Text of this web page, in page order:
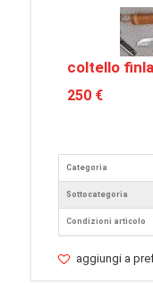
coltello
250 €
Categoria
Sottocategoria
Condizioni articolo
aggiungi a